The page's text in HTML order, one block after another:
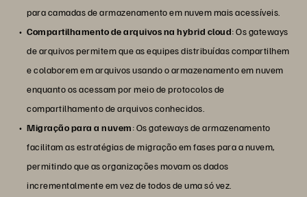
para camadas de armazenamento em nuvem mais acessíveis.
Compartilhamento de arquivos na hybrid cloud: Os gateways
de arquivos permitem que as equipes distribuídas compartilhem
e colaborem em arquivos usando o armazenamento em nuvem
enquanto os acessam por meio de protocolos de
compartilhamento de arquivos conhecidos.
Migração para a nuvem: Os gateways de armazenamento
facilitam as estratégias de migração em fases para a nuvem,
permitindo que as organizações movam os dados
incrementalmente em vez de todos de uma só vez.